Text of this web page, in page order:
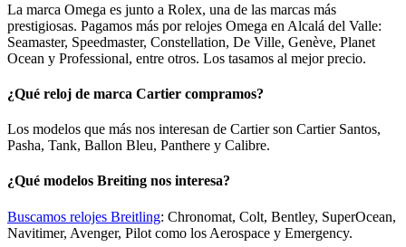
La marca Omega es junto a Rolex, una de las marcas más
prestigiosas. Pagamos más por relojes Omega en Alcalá del Valle:
Seamaster, Speedmaster, Constellation, De Ville, Genève, Planet
Ocean y Professional, entre otros. Los tasamos al mejor precio.
¿Qué reloj de marca Cartier compramos?
Los modelos que más nos interesan de Cartier son Cartier Santos,
Pasha, Tank, Ballon Bleu, Panthere y Calibre.
¿Qué modelos Breiting nos interesa?
Buscamos relojes Breitling: Chronomat, Colt, Bentley, SuperOcean,
Navitimer, Avenger, Pilot como los Aerospace y Emergency.